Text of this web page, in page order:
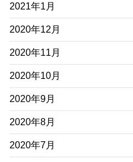
2021年1月
2020年12月
2020年11月
2020年10月
2020年9月
2020年8月
2020年7月